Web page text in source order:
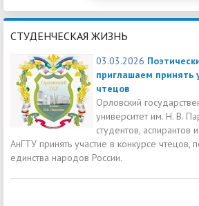
СТУДЕНЧЕСКАЯ ЖИЗНЬ
03.03.2026
приглашаем принять
чтецов
Орловский
университет им. Н. В.
студентов,
АнГТУ принять участие в конкурсе чтецов,
единства народов России.